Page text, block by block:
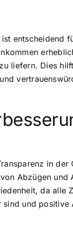
entscheidend
liefern. Dies
in
Abzügen und
da alle
und